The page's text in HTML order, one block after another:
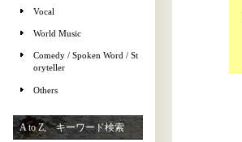
Vocal
World Music
Comedy / Spoken Word / St
oryteller
Others
A to Z, キーワード検索